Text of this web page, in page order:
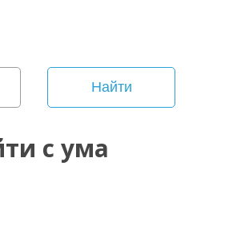
Найти
с ума